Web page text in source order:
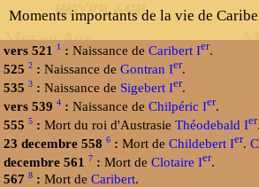
Moments importants de la vie de
vers 521 1 : Naissance de Caribert Ier.
525 2 : Naissance de Gontran Ier.
535 3 : Naissance de Sigebert Ier.
vers 539 4 : Naissance de Chilpéric Ier.
555 5 : Mort du roi d'Austrasie Théodebald Ier.
23 decembre 558 6 : Mort de Childebert Ier.
decembre 561
7 : Mort de Clotaire Ier.
567 8 : Mort de Caribert.